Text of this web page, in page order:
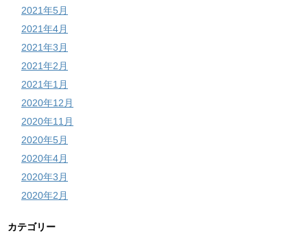
2021年5月
2021年4月
2021年3月
2021年2月
2021年1月
2020年12月
2020年11月
2020年5月
2020年4月
2020年3月
2020年2月
カテゴリー